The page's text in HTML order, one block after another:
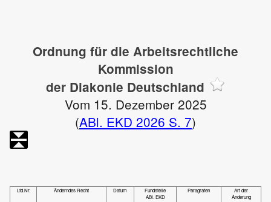
Ordnung für die Arbeitsrechtliche
Kommission
der Diakonie Deutschland
Vom 15. Dezember 2025
(ABl. EKD 2026 S. 7)
Lfd.Nr. Änderndes Recht Datum
Fundstelle
ABl. EKD
Paragrafen
Art der
Änderung